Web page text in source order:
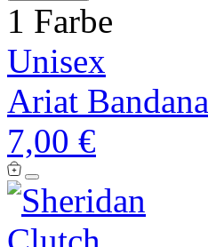
1 Farbe
Unisex
Ariat Bandana
7,00 €